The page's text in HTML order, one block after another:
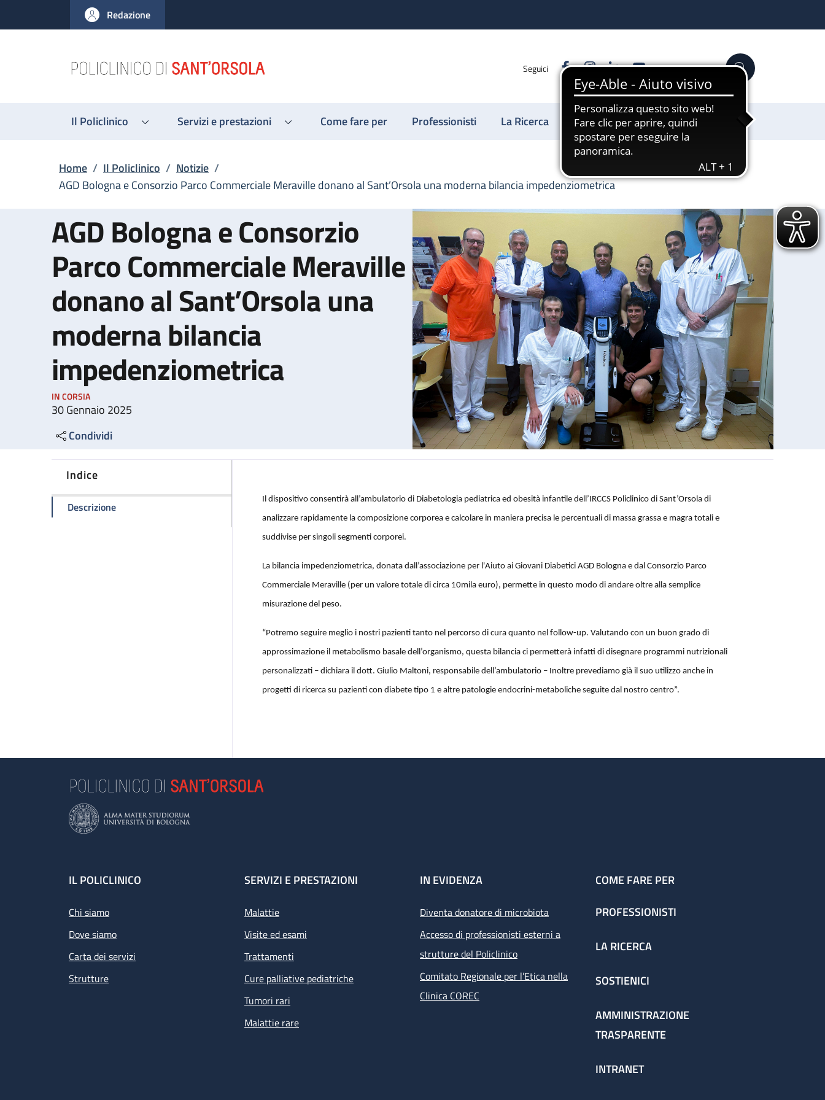
al contenuto principale
to footer content
Redazione
Seguici FacebookInstagram
LinkedinYouTube Cerca
Il Policlinico Servizi e prestazioni Come fare per Professionisti La Ricerca Sostienici
Briciole di pane
Home / Il Policlinico / Notizie /
AGD Bologna e Consorzio Parco Commerciale Meraville donano al Sant’Orsola una moderna bilancia impedenziometrica
AGD Bologna e Consorzio
Parco Commerciale Meraville
donano al Sant’Orsola una
moderna bilancia
impedenziometrica
IN CORSIA
30 Gennaio 2025
Condividi
Indice
Descrizionedella pagina AGD Bologna e Consorzio Parco Commerciale Meraville donano al Sant’Orsola una moderna bilancia impedenziometrica
Il dispositivo consentirà all’ambulatorio di Diabetologia pediatrica ed obesità infantile dell’IRCCS Policlinico di Sant’Orsola di
analizzare rapidamente la composizione corporea e calcolare in maniera precisa le percentuali di massa grassa e magra totali e
suddivise per singoli segmenti corporei.
La bilancia impedenziometrica, donata dall’associazione per l'Aiuto ai Giovani Diabetici AGD Bologna e dal Consorzio Parco
Commerciale Meraville (per un valore totale di circa 10mila euro), permette in questo modo di andare oltre alla semplice
misurazione del peso.
“Potremo seguire meglio i nostri pazienti tanto nel percorso di cura quanto nel follow-up. Valutando con un buon grado di
approssimazione il metabolismo basale dell’organismo, questa bilancia ci permetterà infatti di disegnare programmi nutrizionali
personalizzati – dichiara il dott. Giulio Maltoni, responsabile dell’ambulatorio – Inoltre prevediamo già il suo utilizzo anche in
progetti di ricerca su pazienti con diabete tipo 1 e altre patologie endocrini-metaboliche seguite dal nostro centro”.
Footer
IL POLICLINICO
Chi siamo
Dove siamo
Carta dei servizi
Strutture
SERVIZI E PRESTAZIONI
Malattie
Visite ed esami
Trattamenti
Cure palliative pediatriche
Tumori rari
Malattie rare
IN EVIDENZA
Diventa donatore di microbiota
Accesso di professionisti esterni a
strutture del Policlinico
Comitato Regionale per l’Etica nella
Clinica COREC
COME FARE PER
PROFESSIONISTI
LA RICERCA
SOSTIENICI
AMMINISTRAZIONE
TRASPARENTE
INTRANET